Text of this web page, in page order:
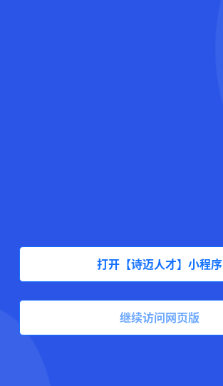
打开【诗迈人才】小程序
继续访问网页版